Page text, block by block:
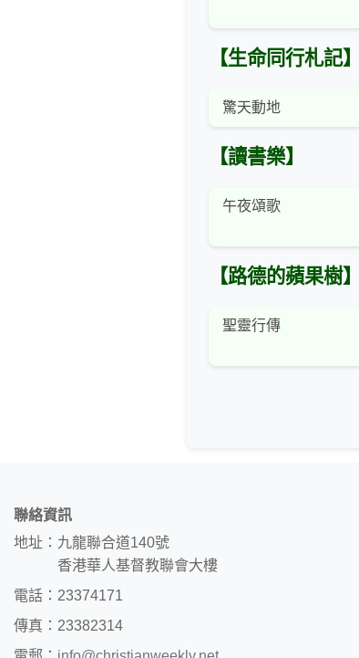
【生命同行札記】
驚天動地
【讀書樂】
午夜頌歌
【路德的蘋果樹】
聖靈行傳
聯絡資訊
地址：九龍聯合道140號
香港華人基督教聯會大樓
電話：23374171
傳真：23382314